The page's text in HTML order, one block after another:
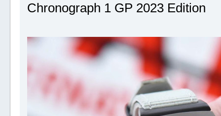
Chronograph 1 GP 2023 Edition